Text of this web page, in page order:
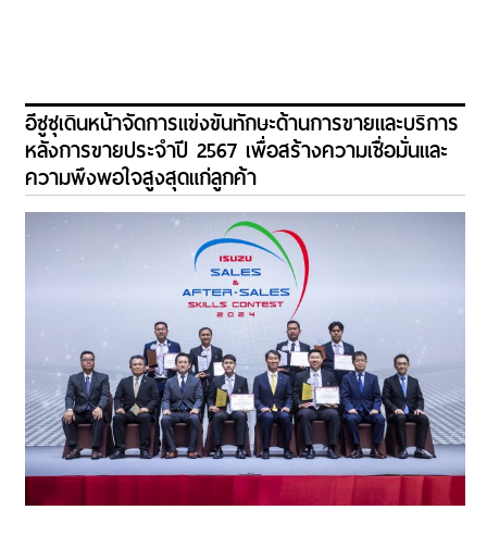
อีซูซุเดินหน้าจัดการแข่งขันทักษะด้านการขายและบริการ
หลังการขายประจำปี 2567 เพื่อสร้างความเชื่อมั่นและ
ความพึงพอใจสูงสุดแก่ลูกค้า